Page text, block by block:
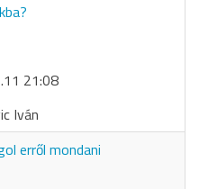
21:08
Iván
erről mondani